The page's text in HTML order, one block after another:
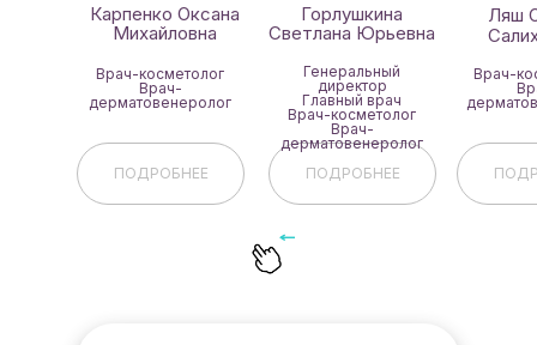
ПОДРОБНЕЕ
Генеральный
директор
Главный врач
Врач-косметолог
Врач-
дерматовенеролог
Горлушкина
Светлана Юрьевна
Врач-
Ляш
Карпенко Оксана
Михайловна
Врач-косметолог
Врач-
дерматовенеролог
ПОДРОБНЕЕ